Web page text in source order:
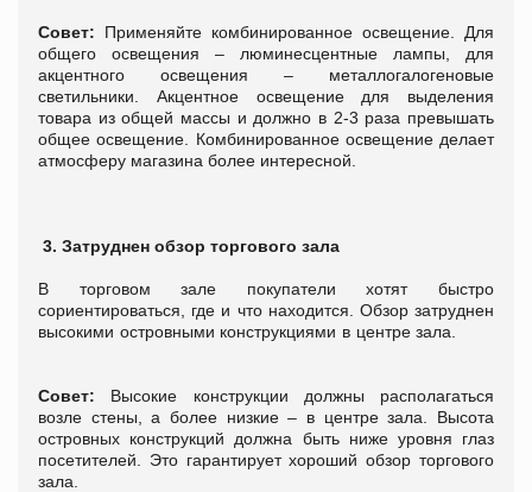
Совет: Применяйте комбинированное освещение. Для
общего освещения – люминесцентные лампы, для
акцентного освещения – металлогалогеновые
светильники. Акцентное освещение для выделения
товара из общей массы и должно в 2-3 раза превышать
общее освещение. Комбинированное освещение делает
атмосферу магазина более интересной.
3. Затруднен обзор торгового зала
В торговом зале покупатели хотят быстро
сориентироваться, где и что находится. Обзор затруднен
высокими островными конструкциями в центре зала.
Совет: Высокие конструкции должны располагаться
возле стены, а более низкие – в центре зала. Высота
островных конструкций должна быть ниже уровня глаз
посетителей. Это гарантирует хороший обзор торгового
зала.